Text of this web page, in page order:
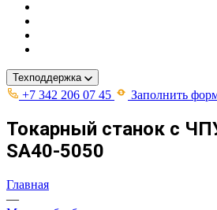
Техподдержка
+7 342 206 07 45 Заполнить
Токарный станок с
SA40-5050
Главная
—